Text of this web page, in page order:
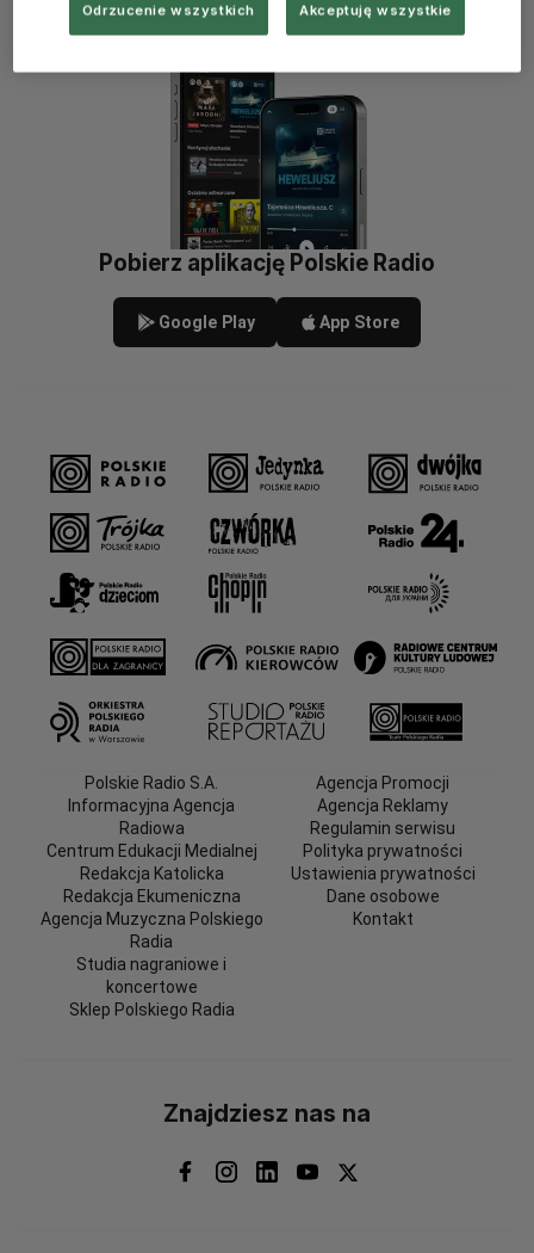
Pobierz aplikację Polskie Radio
Google Play App Store
Polskie Radio S.A.
Informacyjna Agencja
Radiowa
Centrum Edukacji Medialnej
Redakcja Katolicka
Redakcja Ekumeniczna
Agencja Muzyczna Polskiego
Radia
Studia nagraniowe i
koncertowe
Sklep Polskiego Radia
Agencja Promocji
Agencja Reklamy
Regulamin serwisu
Polityka prywatności
Ustawienia prywatności
Dane osobowe
Kontakt
Znajdziesz nas na
Odrzucenie wszystkich Akceptuję wszystkie